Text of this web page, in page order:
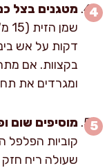
מטגנים בצל
דקות על אש
ומגרדים את
מוסיפים שום
שעולה ריח